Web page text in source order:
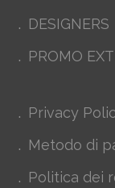
DESIGNERS
PROMO
Privacy
Metodo di
Politica dei